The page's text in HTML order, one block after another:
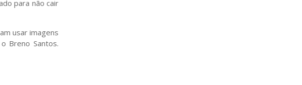
para não cair
usar imagens
Breno Santos.